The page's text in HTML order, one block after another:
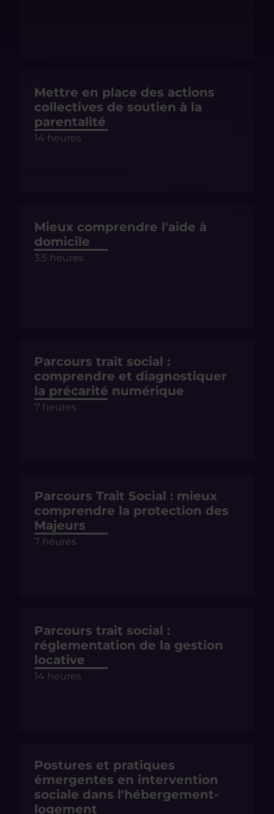
Mettre en place des actions
collectives de soutien à la
parentalité
14 heures
Mieux comprendre l'aide à
domicile
3.5 heures
Parcours trait social :
comprendre et diagnostiquer
la précarité numérique
7 heures
Parcours Trait Social : mieux
comprendre la protection des
Majeurs
7 heures
Parcours trait social :
réglementation de la gestion
locative
14 heures
Postures et pratiques
émergentes en intervention
sociale dans l'hébergement-
logement